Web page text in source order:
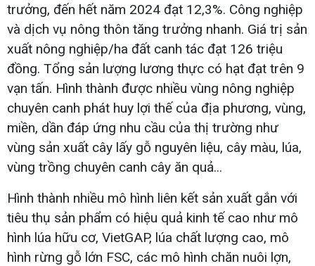
trưởng, đến hết năm 2024 đạt 12,3%. Công nghiệp
và dịch vụ nông thôn tăng trưởng nhanh. Giá trị sản
xuất nông nghiệp/ha đất canh tác đạt 126 triệu
đồng. Tổng sản lượng lương thực có hạt đạt trên 9
vạn tấn. Hình thành được nhiều vùng nông nghiệp
chuyên canh phát huy lợi thế của địa phương, vùng,
miền, dần đáp ứng nhu cầu của thị trường như
vùng sản xuất cây lấy gỗ nguyên liệu, cây màu, lúa,
vùng trồng chuyên canh cây ăn quả...
Hình thành nhiều mô hình liên kết sản xuất gắn với
tiêu thụ sản phẩm có hiệu quả kinh tế cao như mô
hình lúa hữu cơ, VietGAP, lúa chất lượng cao, mô
hình rừng gỗ lớn FSC, các mô hình chăn nuôi lợn,